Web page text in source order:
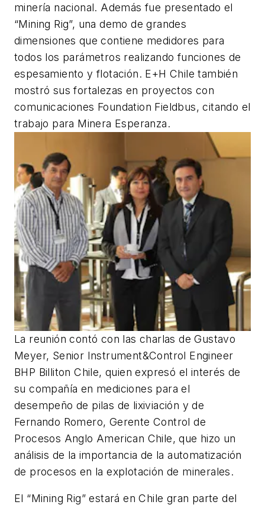
minería nacional. Además fue presentado el
“Mining Rig”, una demo de grandes
dimensiones que contiene medidores para
todos los parámetros realizando funciones de
espesamiento y flotación. E+H Chile también
mostró sus fortalezas en proyectos con
comunicaciones Foundation Fieldbus, citando el
trabajo para Minera Esperanza.
La reunión contó con las charlas de Gustavo
Meyer, Senior Instrument&Control Engineer
BHP Billiton Chile, quien expresó el interés de
su compañía en mediciones para el
desempeño de pilas de lixiviación y de
Fernando Romero, Gerente Control de
Procesos Anglo American Chile, que hizo un
análisis de la importancia de la automatización
de procesos en la explotación de minerales.
El “Mining Rig” estará en Chile gran parte del